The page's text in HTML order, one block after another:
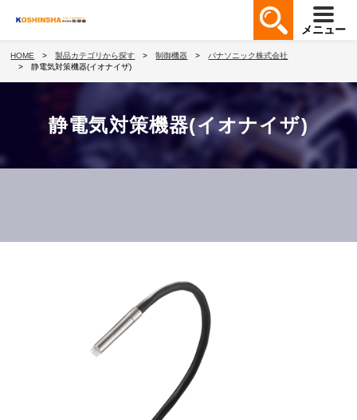
メニュー
HOME 製品カテゴリから探す 制御機器
パナソニック株式会社
静電気対策機器(イオナイザ)
静電気対策機器(イオナイザ)